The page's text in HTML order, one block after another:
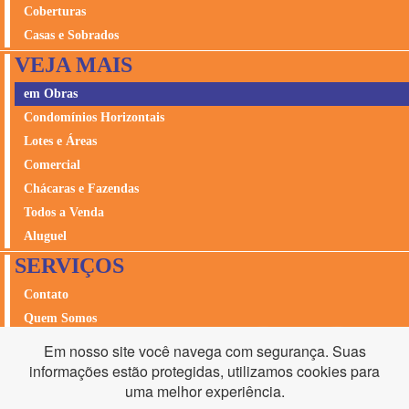
Coberturas
Casas e Sobrados
VEJA MAIS
em Obras
Condomínios Horizontais
Lotes e Áreas
Comercial
Chácaras e Fazendas
Todos a Venda
Aluguel
SERVIÇOS
Contato
Quem Somos
Seguros
Em nosso site você navega com segurança. Suas
informações estão protegidas, utilizamos cookies para
uma melhor experiência.